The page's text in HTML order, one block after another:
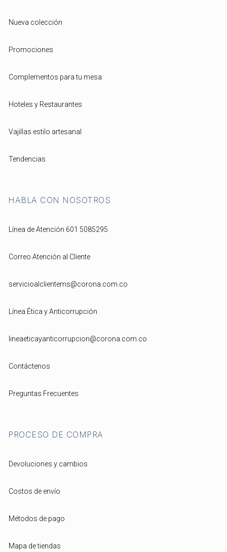
Nueva colección
Promociones
Complementos para tu mesa
Hoteles y Restaurantes
Vajillas estilo artesanal
Tendencias
HABLA CON NOSOTROS
Línea de Atención 601 5085295
Correo Atención al Cliente
servicioalclientems@corona.com.co
Línea Ética y Anticorrupción
lineaeticayanticorrupcion@corona.com.co
Contáctenos
Preguntas Frecuentes
PROCESO DE COMPRA
Devoluciones y cambios
Costos de envío
Métodos de pago
Mapa de tiendas